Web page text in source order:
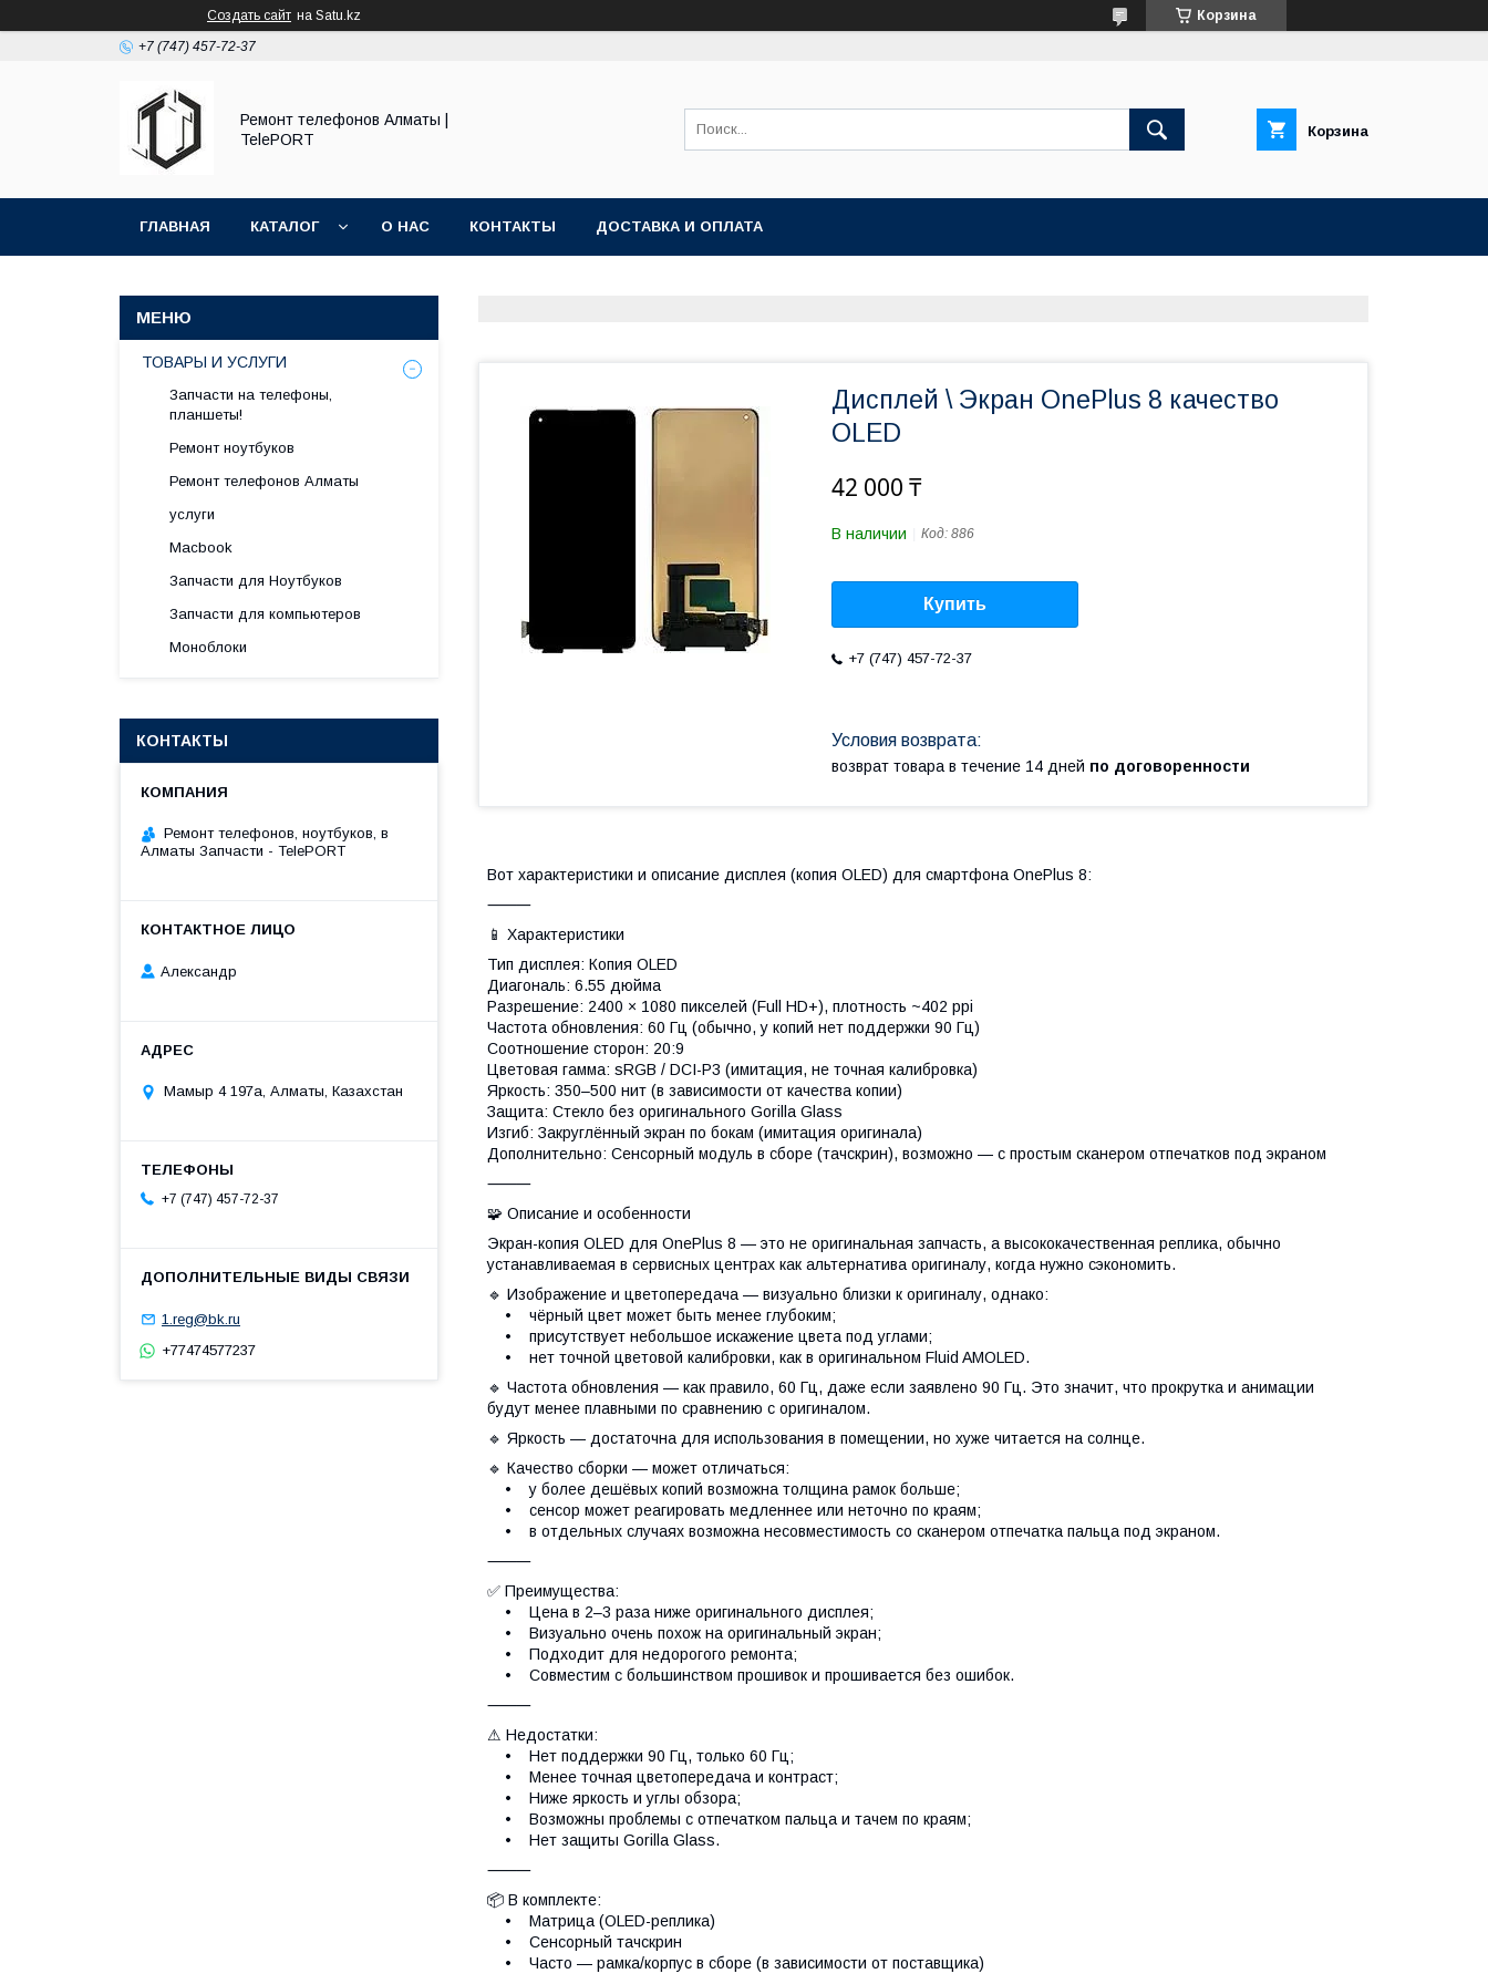
Создать сайт на Satu.kz Корзина
+7 (747) 457-72-37
Ремонт телефонов Алматы |
TelePORT
Корзина
ГЛАВНАЯ КАТАЛОГ О НАС КОНТАКТЫ ДОСТАВКА И ОПЛАТА
Дисплей \ Экран OnePlus 8 качество
OLED
42 000 ₸
В наличии Код: 886
Купить
+7 (747) 457-72-37
возврат товара в течение 14 дней по договоренности
Вот характеристики и описание дисплея (копия OLED) для смартфона OnePlus 8:
⸻
📱 Характеристики
Тип дисплея: Копия OLED
Диагональ: 6.55 дюйма
Разрешение: 2400 × 1080 пикселей (Full HD+), плотность ~402 ppi
Частота обновления: 60 Гц (обычно, у копий нет поддержки 90 Гц)
Соотношение сторон: 20:9
Цветовая гамма: sRGB / DCI-P3 (имитация, не точная калибровка)
Яркость: 350–500 нит (в зависимости от качества копии)
Защита: Стекло без оригинального Gorilla Glass
Изгиб: Закруглённый экран по бокам (имитация оригинала)
Дополнительно: Сенсорный модуль в сборе (тачскрин), возможно — с простым сканером отпечатков под экраном
⸻
🧩 Описание и особенности
Экран-копия OLED для OnePlus 8 — это не оригинальная запчасть, а высококачественная реплика, обычно
устанавливаемая в сервисных центрах как альтернатива оригиналу, когда нужно сэкономить.
🔹 Изображение и цветопередача — визуально близки к оригиналу, однако:
• чёрный цвет может быть менее глубоким;
• присутствует небольшое искажение цвета под углами;
• нет точной цветовой калибровки, как в оригинальном Fluid AMOLED.
🔹 Частота обновления — как правило, 60 Гц, даже если заявлено 90 Гц. Это значит, что прокрутка и анимации
будут менее плавными по сравнению с оригиналом.
🔹 Яркость — достаточна для использования в помещении, но хуже читается на солнце.
🔹 Качество сборки — может отличаться:
• у более дешёвых копий возможна толщина рамок больше;
• сенсор может реагировать медленнее или неточно по краям;
• в отдельных случаях возможна несовместимость со сканером отпечатка пальца под экраном.
⸻
✅ Преимущества:
• Цена в 2–3 раза ниже оригинального дисплея;
• Визуально очень похож на оригинальный экран;
• Подходит для недорогого ремонта;
• Совместим с большинством прошивок и прошивается без ошибок.
⸻
⚠ Недостатки:
• Нет поддержки 90 Гц, только 60 Гц;
• Менее точная цветопередача и контраст;
• Ниже яркость и углы обзора;
• Возможны проблемы с отпечатком пальца и тачем по краям;
• Нет защиты Gorilla Glass.
⸻
📦 В комплекте:
• Матрица (OLED-реплика)
• Сенсорный тачскрин
• Часто — рамка/корпус в сборе (в зависимости от поставщика)
ТОВАРЫ И УСЛУГИ
Запчасти на телефоны,
планшеты!
Ремонт ноутбуков
Ремонт телефонов Алматы
услуги
Macbook
Запчасти для Ноутбуков
Запчасти для компьютеров
Моноблоки
КОНТАКТЫ
Ремонт телефонов, ноутбуков, в
Алматы Запчасти - TelePORT
Александр
Мамыр 4 197а, Алматы, Казахстан
+7 (747) 457-72-37
1.reg@bk.ru
+77474577237